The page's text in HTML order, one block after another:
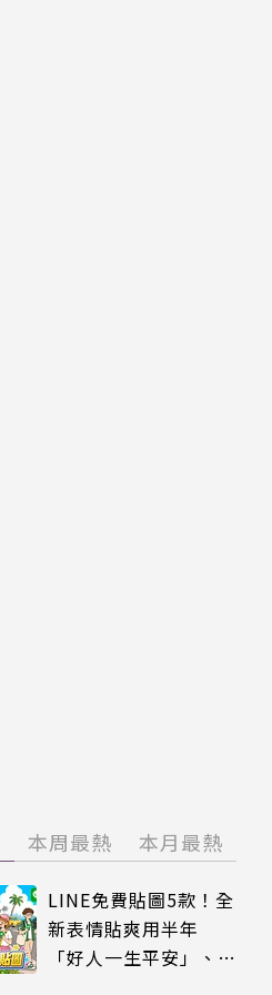
本周最熱 本月最熱
LINE免費貼圖5款！全
新表情貼爽用半年
「好人一生平安」、